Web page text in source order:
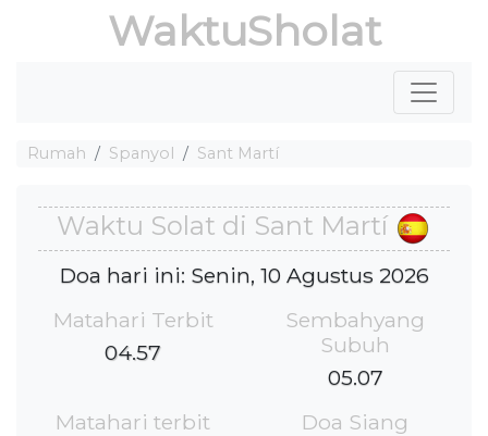
WaktuSholat
Rumah Spanyol Sant Martí
Waktu Solat di Sant Martí
Doa hari ini: Senin, 10 Agustus 2026
Matahari Terbit
04.57
Sembahyang
Subuh
05.07
Matahari terbit
Doa Siang